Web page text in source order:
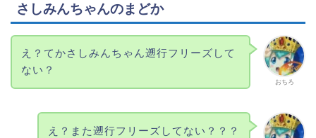
さしみんちゃんのまどか
おちろ
え？てかさしみんちゃん遡行フリーズして
ない？
え？また遡行フリーズしてない？？？